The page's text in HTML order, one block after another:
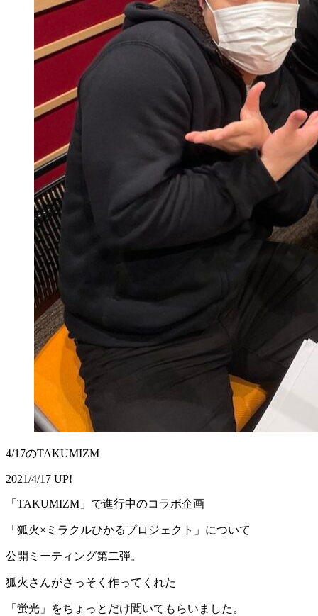
4/17のTAKUMIZM
2021/4/17 UP!
「TAKUMIZM」で進行中のコラボ企画
「狐火×ミラクルひかるプロジェクト」について
公開ミーティング第二弾。
狐火さんがさっそく作ってくれた
「蛍光」をちょっとだけ聞いてもらいました。